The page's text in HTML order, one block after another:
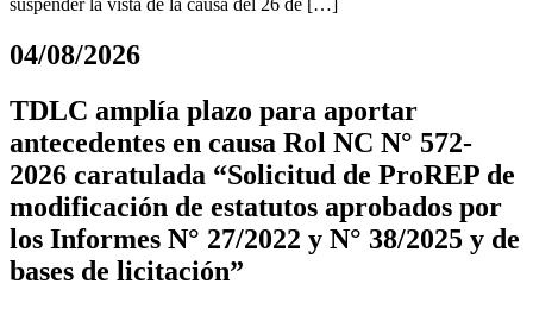
suspender la vista de la causa del 26 de […]
04/08/2026
TDLC amplía plazo para aportar
antecedentes en causa Rol NC N° 572-
2026 caratulada “Solicitud de ProREP de
modificación de estatutos aprobados por
los Informes N° 27/2022 y N° 38/2025 y de
bases de licitación”